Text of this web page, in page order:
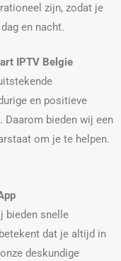
zijn, zodat je
en nacht.
IPTV Belgie
en positieve
. Daarom bieden wij een
om je te helpen.
bieden snelle
dat je altijd in
deskundige